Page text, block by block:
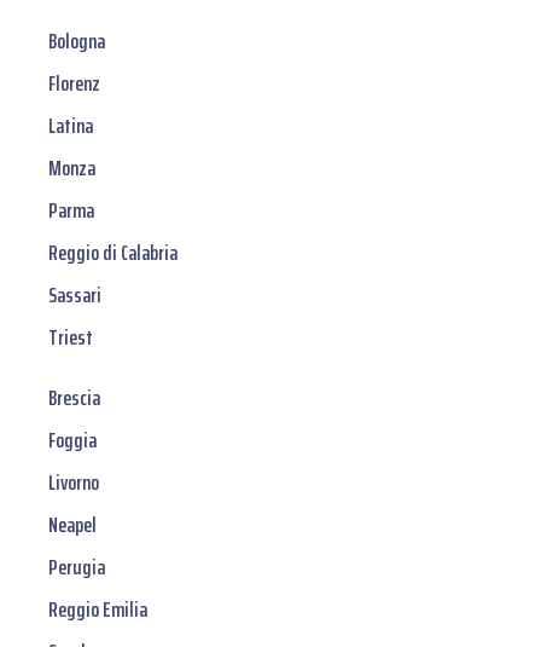
Bologna
Florenz
Latina
Monza
Parma
Reggio di Calabria
Sassari
Triest
Brescia
Foggia
Livorno
Neapel
Perugia
Reggio Emilia